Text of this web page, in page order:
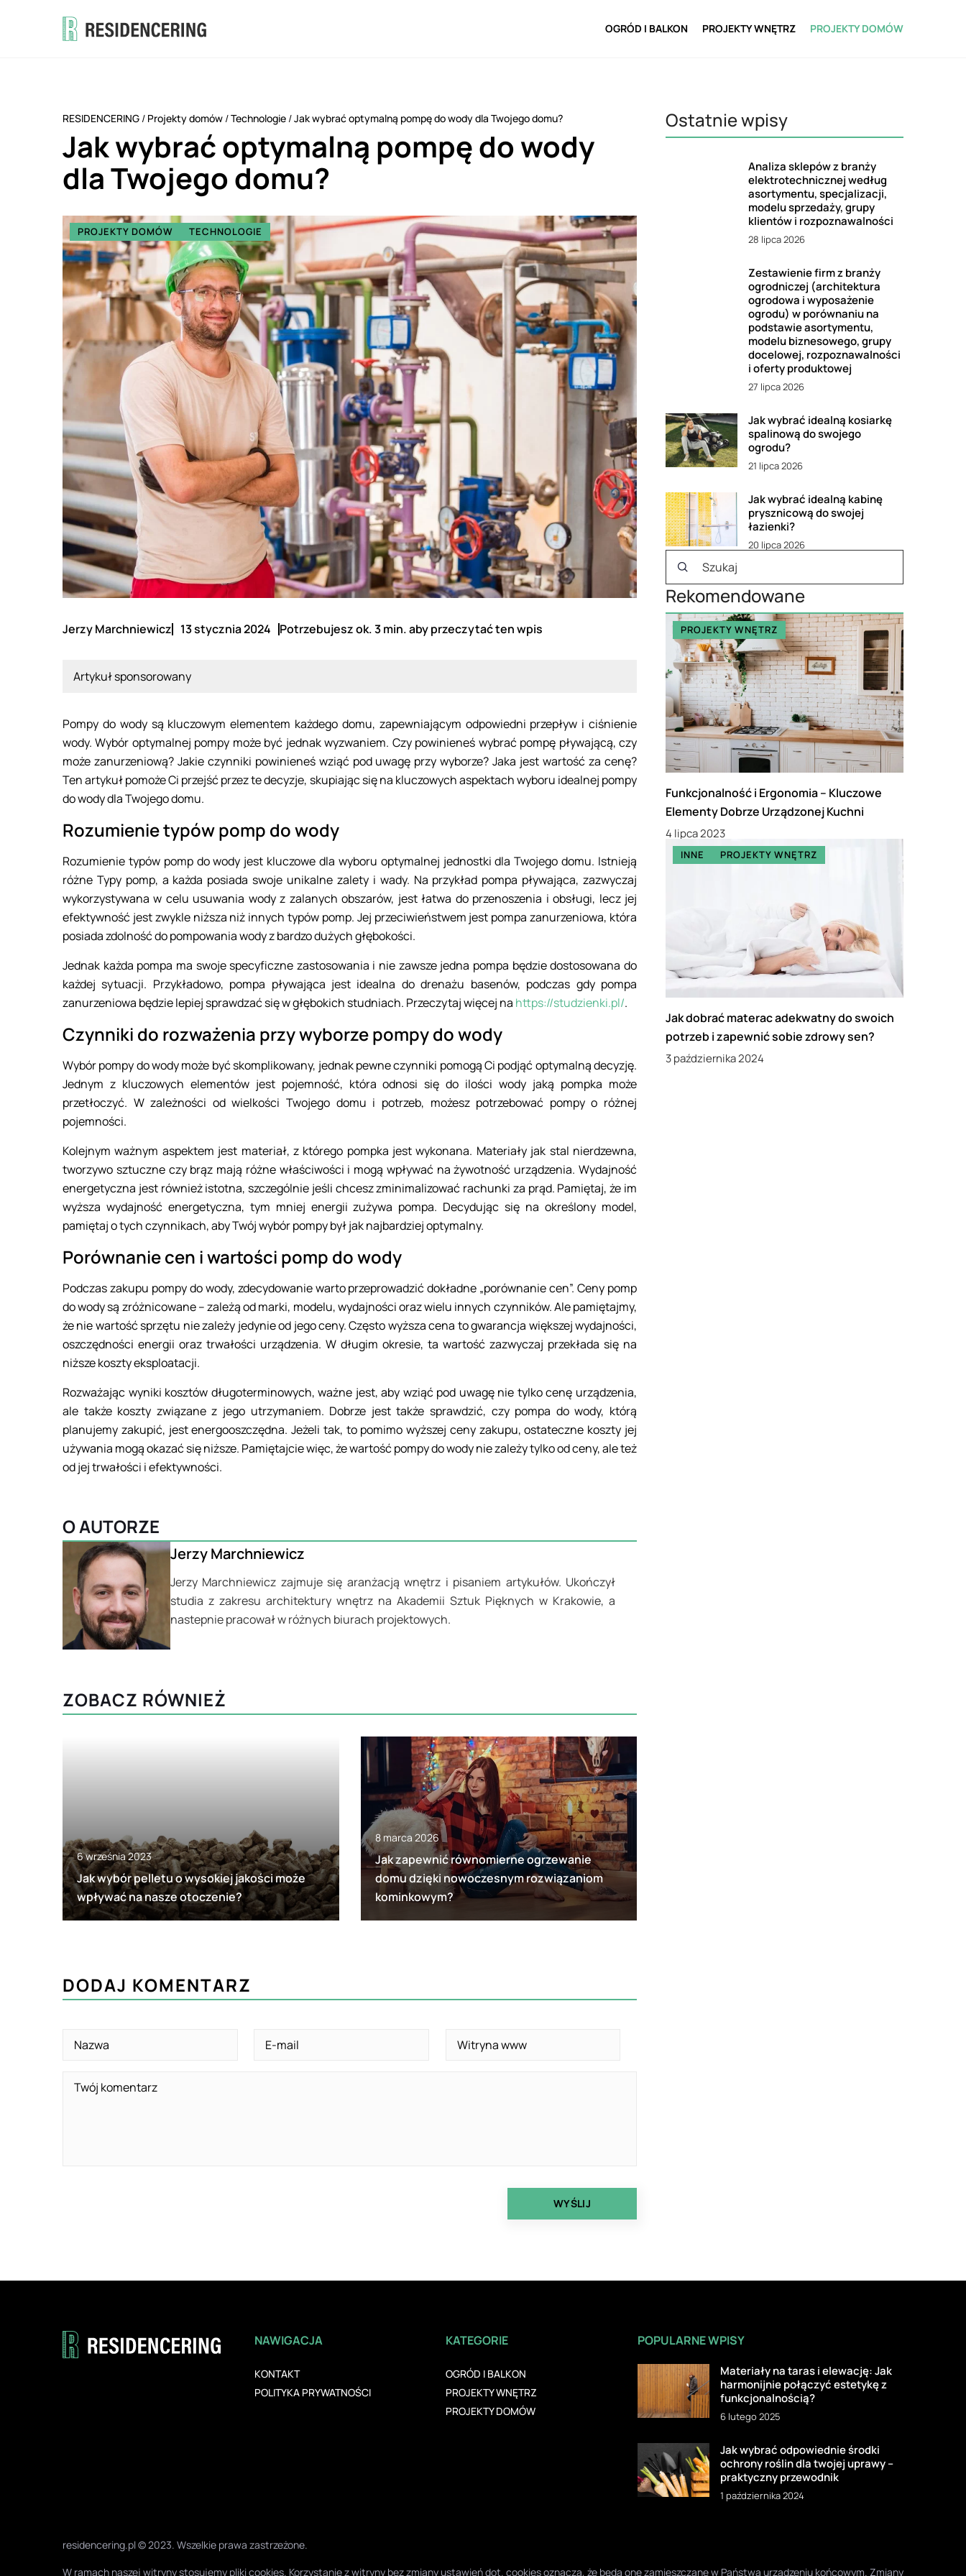
OGRÓD I BALKON PROJEKTY WNĘTRZ PROJEKTY DOMÓW
RESIDENCERING / Projekty domów /Technologie /Jak wybrać optymalną pompę do wody dla Twojego domu?
Jak wybrać optymalną pompę do wody
dla Twojego domu?
PROJEKTY DOMÓW TECHNOLOGIE
Jerzy Marchniewicz 13 stycznia 2024 Potrzebujesz ok. 3 min. aby przeczytać ten wpis
Artykuł sponsorowany
Pompy do wody są kluczowym elementem każdego domu, zapewniającym odpowiedni przepływ i ciśnienie
wody. Wybór optymalnej pompy może być jednak wyzwaniem. Czy powinieneś wybrać pompę pływającą, czy
może zanurzeniową? Jakie czynniki powinieneś wziąć pod uwagę przy wyborze? Jaka jest wartość za cenę?
Ten artykuł pomoże Ci przejść przez te decyzje, skupiając się na kluczowych aspektach wyboru idealnej pompy
do wody dla Twojego domu.
Rozumienie typów pomp do wody
Rozumienie typów pomp do wody jest kluczowe dla wyboru optymalnej jednostki dla Twojego domu. Istnieją
różne Typy pomp, a każda posiada swoje unikalne zalety i wady. Na przykład pompa pływająca, zazwyczaj
wykorzystywana w celu usuwania wody z zalanych obszarów, jest łatwa do przenoszenia i obsługi, lecz jej
efektywność jest zwykle niższa niż innych typów pomp. Jej przeciwieństwem jest pompa zanurzeniowa, która
posiada zdolność do pompowania wody z bardzo dużych głębokości.
Jednak każda pompa ma swoje specyficzne zastosowania i nie zawsze jedna pompa będzie dostosowana do
każdej sytuacji. Przykładowo, pompa pływająca jest idealna do drenażu basenów, podczas gdy pompa
zanurzeniowa będzie lepiej sprawdzać się w głębokich studniach. Przeczytaj więcej na https://studzienki.pl/.
Czynniki do rozważenia przy wyborze pompy do wody
Wybór pompy do wody może być skomplikowany, jednak pewne czynniki pomogą Ci podjąć optymalną decyzję.
Jednym z kluczowych elementów jest pojemność, która odnosi się do ilości wody jaką pompka może
przetłoczyć. W zależności od wielkości Twojego domu i potrzeb, możesz potrzebować pompy o różnej
pojemności.
Kolejnym ważnym aspektem jest materiał, z którego pompka jest wykonana. Materiały jak stal nierdzewna,
tworzywo sztuczne czy brąz mają różne właściwości i mogą wpływać na żywotność urządzenia. Wydajność
energetyczna jest również istotna, szczególnie jeśli chcesz zminimalizować rachunki za prąd. Pamiętaj, że im
wyższa wydajność energetyczna, tym mniej energii zużywa pompa. Decydując się na określony model,
pamiętaj o tych czynnikach, aby Twój wybór pompy był jak najbardziej optymalny.
Porównanie cen i wartości pomp do wody
Podczas zakupu pompy do wody, zdecydowanie warto przeprowadzić dokładne „porównanie cen”. Ceny pomp
do wody są zróżnicowane – zależą od marki, modelu, wydajności oraz wielu innych czynników. Ale pamiętajmy,
że nie wartość sprzętu nie zależy jedynie od jego ceny. Często wyższa cena to gwarancja większej wydajności,
oszczędności energii oraz trwałości urządzenia. W długim okresie, ta wartość zazwyczaj przekłada się na
niższe koszty eksploatacji.
Rozważając wyniki kosztów długoterminowych, ważne jest, aby wziąć pod uwagę nie tylko cenę urządzenia,
ale także koszty związane z jego utrzymaniem. Dobrze jest także sprawdzić, czy pompa do wody, którą
planujemy zakupić, jest energooszczędna. Jeżeli tak, to pomimo wyższej ceny zakupu, ostateczne koszty jej
używania mogą okazać się niższe. Pamiętajcie więc, że wartość pompy do wody nie zależy tylko od ceny, ale też
od jej trwałości i efektywności.
O AUTORZE
Jerzy Marchniewicz
Jerzy Marchniewicz zajmuje się aranżacją wnętrz i pisaniem artykułów. Ukończył
studia z zakresu architektury wnętrz na Akademii Sztuk Pięknych w Krakowie, a
nastepnie pracował w różnych biurach projektowych.
ZOBACZ RÓWNIEŻ
6 września 2023
Jak wybór pelletu o wysokiej jakości może
wpływać na nasze otoczenie?
8 marca 2026
Jak zapewnić równomierne ogrzewanie
domu dzięki nowoczesnym rozwiązaniom
kominkowym?
Ostatnie wpisy
Analiza sklepów z branży
elektrotechnicznej według
asortymentu, specjalizacji,
modelu sprzedaży, grupy
klientów i rozpoznawalności
28 lipca 2026
Zestawienie firm z branży
ogrodniczej (architektura
ogrodowa i wyposażenie
ogrodu) w porównaniu na
podstawie asortymentu,
modelu biznesowego, grupy
docelowej, rozpoznawalności
i oferty produktowej
27 lipca 2026
Jak wybrać idealną kosiarkę
spalinową do swojego
ogrodu?
21 lipca 2026
Jak wybrać idealną kabinę
prysznicową do swojej
łazienki?
20 lipca 2026
Rekomendowane
PROJEKTY WNĘTRZ
Funkcjonalność i Ergonomia – Kluczowe
Elementy Dobrze Urządzonej Kuchni
4 lipca 2023
INNE PROJEKTY WNĘTRZ
Jak dobrać materac adekwatny do swoich
potrzeb i zapewnić sobie zdrowy sen?
3 października 2024
DODAJ KOMENTARZ
NAWIGACJA
KONTAKT
POLITYKA PRYWATNOŚCI
KATEGORIE
OGRÓD I BALKON
PROJEKTY WNĘTRZ
PROJEKTY DOMÓW
POPULARNE WPISY
Materiały na taras i elewację: Jak
harmonijnie połączyć estetykę z
funkcjonalnością?
6 lutego 2025
Jak wybrać odpowiednie środki
ochrony roślin dla twojej uprawy –
praktyczny przewodnik
1 października 2024
residencering.pl © 2023. Wszelkie prawa zastrzeżone.
W ramach naszej witryny stosujemy pliki cookies. Korzystanie z witryny bez zmiany ustawień dot. cookies oznacza, że będą one zamieszczane w Państwa urządzeniu końcowym. Zmiany